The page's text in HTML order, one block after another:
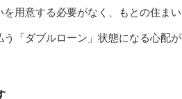
用意する必要がなく、もとの住まい
う「ダブルローン」状態になる心配が